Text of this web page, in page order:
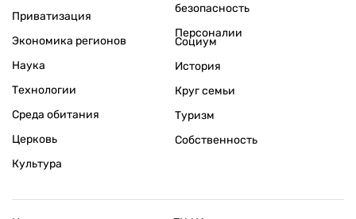
Приватизация
Экономика регионов
безопасность
Персоналии
Наука
Технологии
Среда обитания
Церковь
Культура
Социум
История
Круг семьи
Туризм
Собственность